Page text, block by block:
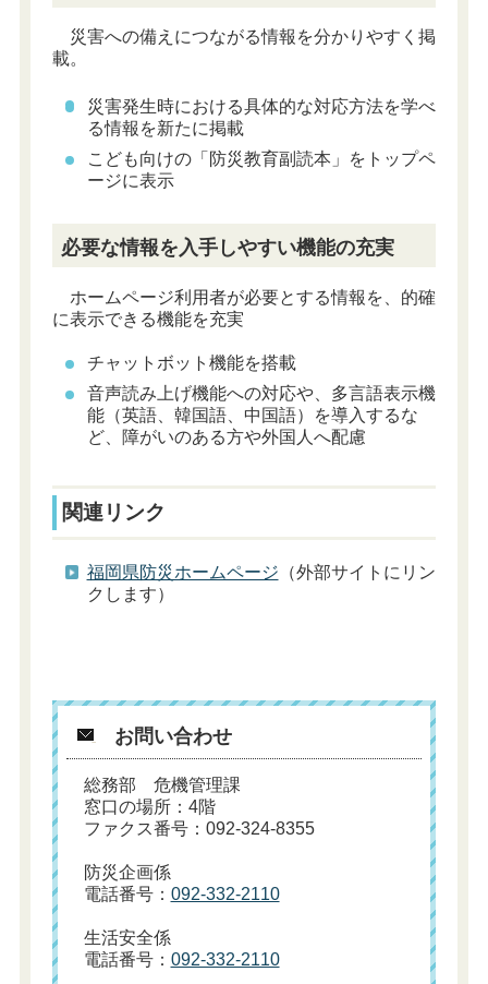
災害への備えにつながる情報を分かりやすく掲
載。
災害発生時における具体的な対応方法を学べ
る情報を新たに掲載
こども向けの「防災教育副読本」をトップペ
ージに表示
必要な情報を入手しやすい機能の充実
ホームページ利用者が必要とする情報を、的確
に表示できる機能を充実
チャットボット機能を搭載
音声読み上げ機能への対応や、多言語表示機
能（英語、韓国語、中国語）を導入するな
ど、障がいのある方や外国人へ配慮
関連リンク
福岡県防災ホームページ （外部サイトにリン
クします）
お問い合わせ
総務部 危機管理課
窓口の場所：4階
ファクス番号：092-324-8355
防災企画係
電話番号： 092-332-2110
生活安全係
電話番号： 092-332-2110